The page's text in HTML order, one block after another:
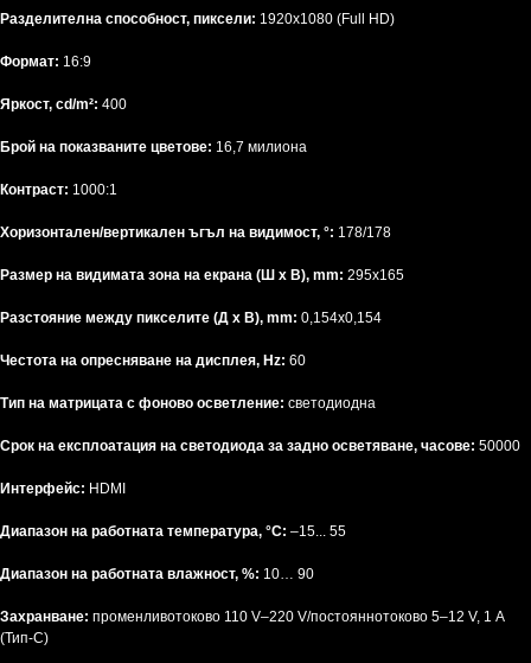
Разделителна способност, пиксели: 1920x1080 (Full HD)
Формат: 16:9
Яркост, cd/m²: 400
Брой на показваните цветове: 16,7 милиона
Контраст: 1000:1
Хоризонтален/вертикален ъгъл на видимост, °: 178/178
Размер на видимата зона на екрана (Ш x В), mm: 295x165
Разстояние между пикселите (Д x В), mm: 0,154x0,154
Честота на опресняване на дисплея, Hz: 60
Тип на матрицата с фоново осветление: светодиодна
Срок на експлоатация на светодиода за задно осветяване, часове: 50000
Интерфейс: HDMI
Диапазон на работната температура, °C: –15... 55
Диапазон на работната влажност, %: 10… 90
Захранване: променливотоково 110 V–220 V/постояннотоково 5–12 V, 1 A
(Тип-C)